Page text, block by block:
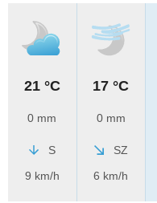
21 °C
0 mm
S
9 km/h
17 °C
0 mm
SZ
6 km/h